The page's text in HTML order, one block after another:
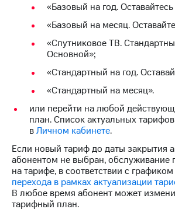
Оформить
eSIM
SIM-
для
иностранцев
Оформить
чистый
номер
Выбрать
красивый
номер
Заменить
SIM-
с карты
МТС
Выберите
и подключите
ТВ
с выгодным
тарифом
Тарифы
Интернет,
ТВ и телефон
для дома
Услуги
«Базовый на год.
«Базовый на месяц.
«Спутниковое ТВ.
Основной»;
«Стандартный на год.
«Стандартный на месяц».
или перейти на любой
план. Список актуальных
вЛичном кабинете.
Если новый тариф до даты закрытия
абонентом не выбран, обслуживание
на тарифе, в соответствии с
перехода в рамках актуализации
В любое время абонент может
тарифный план.